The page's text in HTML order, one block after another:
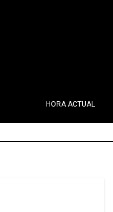
HORA ACTUAL